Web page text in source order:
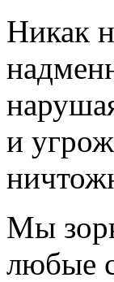
Никак
и
Мы
любые